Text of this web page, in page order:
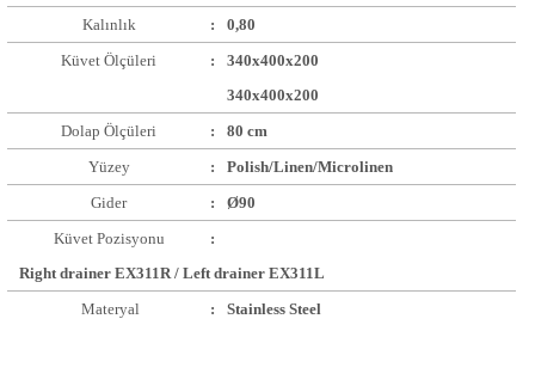
Kalınlık
:
0,80
Küvet Ölçüleri
:
340x400x200
340x400x200
Dolap Ölçüleri
:
80 cm
Yüzey
:
Polish/Linen/Microlinen
Gider
:
Ø90
Küvet Pozisyonu
:
Right drainer EX311R / Left drainer EX311L
Materyal
: Stainless Steel